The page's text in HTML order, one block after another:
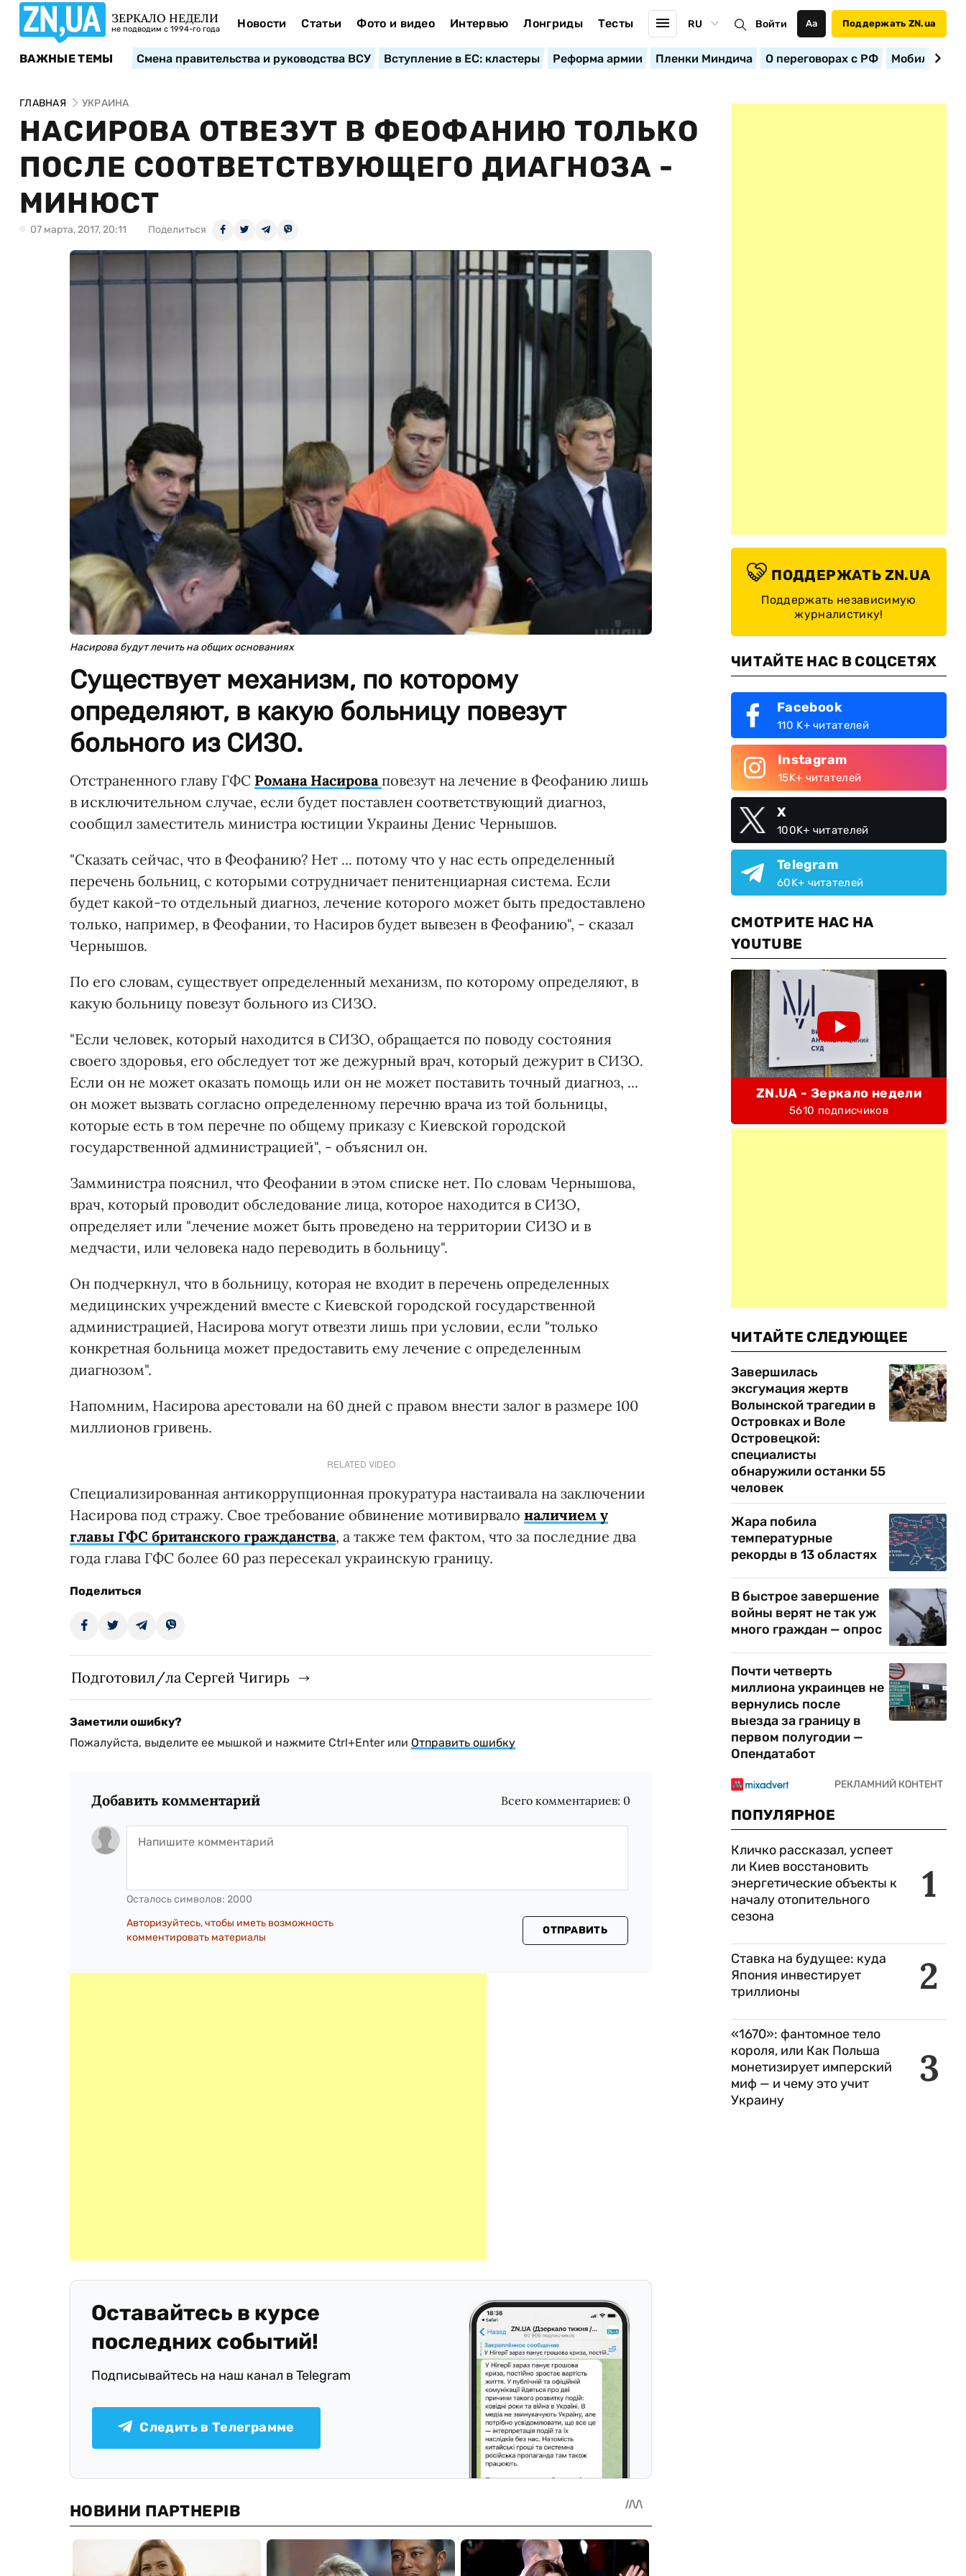
ЗЕРКАЛО НЕДЕЛИ
не подводим с 1994-го года Новости Статьи Фото и видео Интервью Лонгриды Тесты RU Войти Аа Поддержать ZN.ua
ВАЖНЫЕ ТЕМЫ Смена правительства и руководства ВСУ Вступление в ЕС: кластеры Реформа армии Пленки Миндича О переговорах с РФ
ГЛАВНАЯ УКРАИНА
НАСИРОВА ОТВЕЗУТ В ФЕОФАНИЮ ТОЛЬКО
ПОСЛЕ СООТВЕТСТВУЮЩЕГО ДИАГНОЗА -
МИНЮСТ
07 марта, 2017, 20:11 Поделиться
Насирова будут лечить на общих основаниях
Существует механизм, по которому
определяют, в какую больницу повезут
больного из СИЗО.
Отстраненного главу ГФС Романа Насирова повезут на лечение в Феофанию лишь
в исключительном случае, если будет поставлен соответствующий диагноз,
сообщил заместитель министра юстиции Украины Денис Чернышов.
"Сказать сейчас, что в Феофанию? Нет ... потому что у нас есть определенный
перечень больниц, с которыми сотрудничает пенитенциарная система. Если
будет какой-то отдельный диагноз, лечение которого может быть предоставлено
только, например, в Феофании, то Насиров будет вывезен в Феофанию", - сказал
Чернышов.
По его словам, существует определенный механизм, по которому определяют, в
какую больницу повезут больного из СИЗО.
"Если человек, который находится в СИЗО, обращается по поводу состояния
своего здоровья, его обследует тот же дежурный врач, который дежурит в СИЗО.
Если он не может оказать помощь или он не может поставить точный диагноз, ...
он может вызвать согласно определенному перечню врача из той больницы,
которые есть в том перечне по общему приказу с Киевской городской
государственной администрацией", - объяснил он.
Замминистра пояснил, что Феофании в этом списке нет. По словам Чернышова,
врач, который проводит обследование лица, которое находится в СИЗО,
определяет или "лечение может быть проведено на территории СИЗО и в
медчасти, или человека надо переводить в больницу".
Он подчеркнул, что в больницу, которая не входит в перечень определенных
медицинских учреждений вместе с Киевской городской государственной
администрацией, Насирова могут отвезти лишь при условии, если "только
конкретная больница может предоставить ему лечение с определенным
диагнозом".
Напомним, Насирова арестовали на 60 дней с правом внести залог в размере 100
миллионов гривень.
RELATED VIDEO
Специализированная антикоррупционная прокуратура настаивала на заключении
Насирова под стражу. Свое требование обвинение мотивирвало наличием у
главы ГФС британского гражданства, а также тем фактом, что за последние два
года глава ГФС более 60 раз пересекал украинскую границу.
Поделиться
Подготовил/ла Сергей Чигирь
Заметили ошибку?
Пожалуйста, выделите ее мышкой и нажмите Ctrl+Enter или Отправить ошибку
Добавить комментарий Всего комментариев: 0
Осталось символов: 2000
Авторизуйтесь, чтобы иметь возможность
комментировать материалы
ОТПРАВИТЬ
Оставайтесь в курсе
последних событий!
Подписывайтесь на наш канал в Telegram
Следить в Телеграмме
ПОДДЕРЖАТЬ ZN.UA
Поддержать независимую
журналистику!
ЧИТАЙТЕ НАС В СОЦСЕТЯХ
Facebook
110 K+ читателей
Instagram
15K+ читателей
X
100K+ читателей
Telegram
60K+ читателей
СМОТРИТЕ НАС НА
YOUTUBE
ZN.UA - Зеркало недели
5610 подписчиков
ЧИТАЙТЕ СЛЕДУЮЩЕЕ
Завершилась
эксгумация жертв
Волынской трагедии в
Островках и Воле
Островецкой:
специалисты
обнаружили останки 55
человек
Жара побила
температурные
рекорды в 13 областях
В быстрое завершение
войны верят не так уж
много граждан — опрос
Почти четверть
миллиона украинцев не
вернулись после
выезда за границу в
первом полугодии —
Опендатабот
ПОПУЛЯРНОЕ
1
Кличко рассказал, успеет
ли Киев восстановить
энергетические объекты к
началу отопительного
сезона
2
Ставка на будущее: куда
Япония инвестирует
триллионы
3
«1670»: фантомное тело
короля, или Как Польша
монетизирует имперский
миф — и чему это учит
Украину